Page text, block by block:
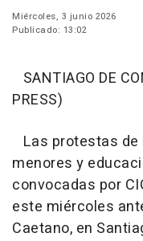
Miércoles, 3 junio 2026
Publicado: 13:02
SANTIAGO DE
PRESS)
Las protestas
menores y
convocadas por
este miércoles
Caetano, en